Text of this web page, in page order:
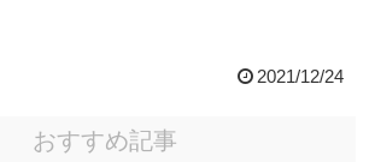
2021/12/24
おすすめ記事